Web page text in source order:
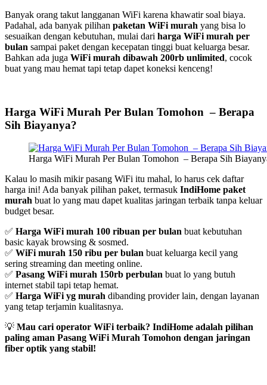
Banyak orang takut langganan WiFi karena khawatir soal biaya.
Padahal, ada banyak pilihan paketan WiFi murah yang bisa lo
sesuaikan dengan kebutuhan, mulai dari harga WiFi murah per
bulan sampai paket dengan kecepatan tinggi buat keluarga besar.
Bahkan ada juga WiFi murah dibawah 200rb unlimited, cocok
buat yang mau hemat tapi tetap dapet koneksi kenceng!
Harga WiFi Murah Per Bulan Tomohon – Berapa
Sih Biayanya?
Harga WiFi Murah Per Bulan Tomohon – Berapa Sih
Kalau lo masih mikir pasang WiFi itu mahal, lo harus cek daftar
harga ini! Ada banyak pilihan paket, termasuk IndiHome paket
murah buat lo yang mau dapet kualitas jaringan terbaik tanpa keluar
budget besar.
✅ Harga WiFi murah 100 ribuan per bulan buat kebutuhan
basic kayak browsing & sosmed.
✅ WiFi murah 150 ribu per bulan buat keluarga kecil yang
sering streaming dan meeting online.
✅ Pasang WiFi murah 150rb perbulan buat lo yang butuh
internet stabil tapi tetap hemat.
✅ Harga WiFi yg murah dibanding provider lain, dengan layanan
yang tetap terjamin kualitasnya.
💡 Mau cari operator WiFi terbaik? IndiHome adalah pilihan
paling aman Pasang WiFi Murah Tomohon dengan jaringan
fiber optik yang stabil!